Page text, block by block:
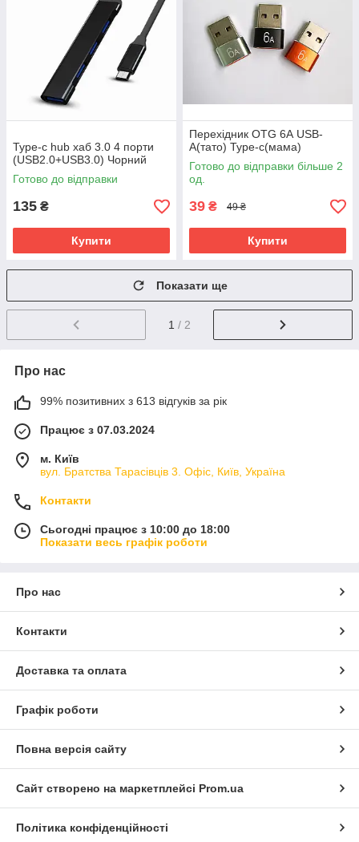
Type-c hub хаб 3.0 4 порти
(USB2.0+USB3.0) Чорний
Готово до відправки
135 ₴
Купити
Перехідник OTG 6А USB-
A(тато) Type-c(мама)
Готово до відправки більше 2
од.
39 ₴ 49 ₴
Купити
Показати ще
1 / 2
Про нас
99% позитивних з 613 відгуків за рік
Працює з 07.03.2024
м. Київ
вул. Братства Тарасівців 3. Офіс, Київ, Україна
Контакти
Сьогодні працює з 10:00 до 18:00
Показати весь графік роботи
Про нас
Контакти
Доставка та оплата
Графік роботи
Повна версія сайту
Сайт створено на маркетплейсі Prom.ua
Політика конфіденційності